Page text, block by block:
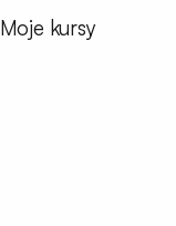
Moje kursy